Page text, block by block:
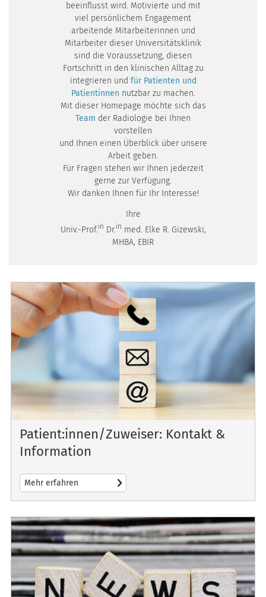
beeinflusst wird. Motivierte und mit
viel persönlichem Engagement
arbeitende Mitarbeiterinnen und
Mitarbeiter dieser Universitätsklinik
sind die Voraussetzung, diesen
Fortschritt in den klinischen Alltag zu
integrieren und für Patienten und
Patientinnen nutzbar zu machen.
Mit dieser Homepage möchte sich das
Team der Radiologie bei Ihnen
vorstellen
und Ihnen einen Überblick über unsere
Arbeit geben.
Für Fragen stehen wir Ihnen jederzeit
gerne zur Verfügung.
Wir danken Ihnen für Ihr Interesse!
Ihre
​Univ.-Prof.in Dr.in med. Elke R. Gizewski,
MHBA, EBIR
Patient:innen/Zuweiser: Kontakt &
Information
Mehr erfahren